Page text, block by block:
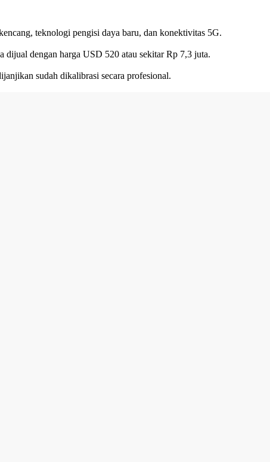
teknologi pengisi daya baru, dan konektivitas 5G.
dijual dengan harga USD 520 atau sekitar Rp 7,3 juta.
sudah dikalibrasi secara profesional.